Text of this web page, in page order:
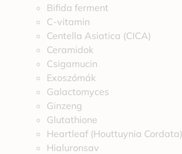
Bifida ferment
C-vitamin
Centella Asiatica (CICA)
Ceramidok
Csigamucin
Exoszómák
Galactomyces
Ginzeng
Glutathione
Heartleaf (Houttuynia Cordata)
Hialuronsav